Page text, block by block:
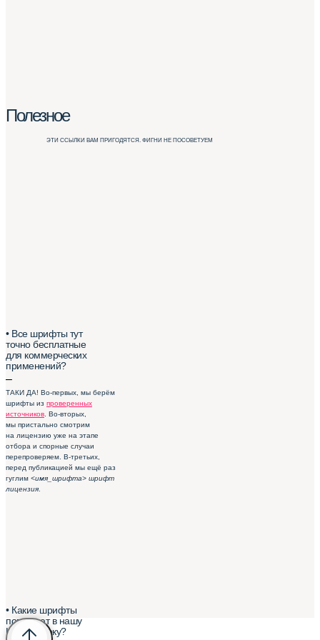
• Все шрифты тут
точно бесплатные
для коммерческих
применений?
–
ТАКИ ДА! Во-первых, мы берём
шрифты из проверенных
источников . Во-вторых,
мы пристально смотрим
на лицензию уже на этапе
отбора и спорные случаи
перепроверяем. В-третьих,
перед публикацией мы ещё раз
гуглим <имя_шрифта> шрифт
лицензия
• Какие шрифты
попадают в нашу
Шрифтотеку?
Полезное
ЭТИ ССЫЛКИ ВАМ ПРИГОДЯТСЯ. ФИГНИ НЕ ПОСОВЕТУЕМ